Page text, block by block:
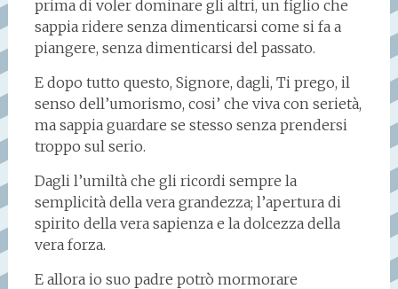
prima di voler dominare gli altri, un figlio che
sappia ridere senza dimenticarsi come si fa a
piangere, senza dimenticarsi del passato.
E dopo tutto questo, Signore, dagli, Ti prego, il
senso dell’umorismo, cosi’ che viva con serietà,
ma sappia guardare se stesso senza prendersi
troppo sul serio.
Dagli l’umiltà che gli ricordi sempre la
semplicità della vera grandezza; l’apertura di
spirito della vera sapienza e la dolcezza della
vera forza.
E allora io suo padre potrò mormorare